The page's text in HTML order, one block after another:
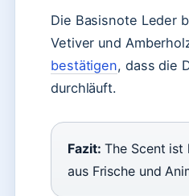
Die Basisnote Leder
Vetiver und
bestätigen, dass die
durchläuft.
Fazit: The Scent ist
aus Frische und